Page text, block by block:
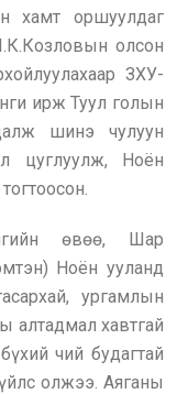
хамт оршуулдаг
олсон
ЗХУ-
ирж Туул голын
шинэ чулуун
цуглуулж, Ноён
өвөө, Шар
Ноён ууланд
ургамлын
алтадмал хавтгай
чий будагтай
олжээ. Аяганы